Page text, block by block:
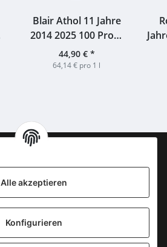
Alle akzeptieren
Konfigurieren
Blair Athol 11 Jahre
2014 2025 100 Proof
Edition #64 Signatory
57,1% 0,7l
44,90 € *
64,14 € pro 1 l